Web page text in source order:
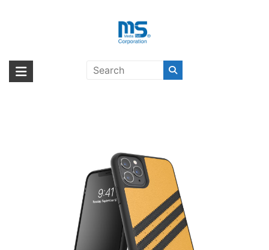
海外輸入ブランド商品｜株式会社
海外事業部が取り揃えている海外輸入商品には、日本では珍しい「海外ブ
ランド」をはじめ「ユニークな商品」「機能的な商品」「コストパフォー
SAMBA SS20 iPhone 11 Pro Max